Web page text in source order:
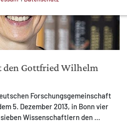
den Gottfried Wilhelm
Forschungsgemeinschaft
5. Dezember 2013, in Bonn vier
Wissenschaftlern den ...
Informationen anonym.
helfen uns zu verstehen, wie